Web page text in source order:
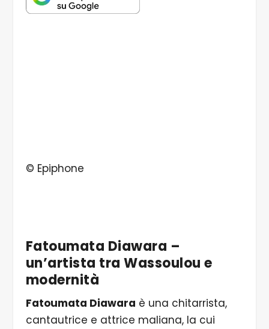
© Epiphone
Fatoumata Diawara –
un’artista tra Wassoulou e
modernità
Fatoumata Diawara è una chitarrista,
cantautrice e attrice maliana, la cui